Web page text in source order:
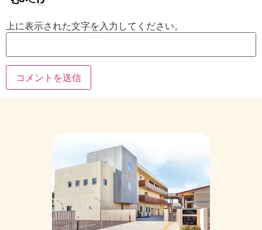
上に表示された文字を入力してください。